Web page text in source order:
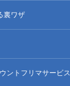
裏ワザ
ントフリマサービス